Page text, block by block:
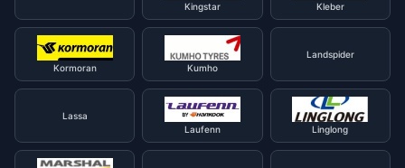
Kingstar
Kleber
Kormoran Kumho
Landspider
Lassa
Laufenn
Linglong